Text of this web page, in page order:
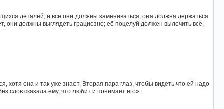
деталей, и все они должны замениваться; она должна держаться
они должны выглядеть грациозно; её поцелуй должен вылечить всё,
хотя она и так уже знает. Вторая пара глаз, чтобы видеть что ей надо
слов сказала ему, что любит и понимает его» .